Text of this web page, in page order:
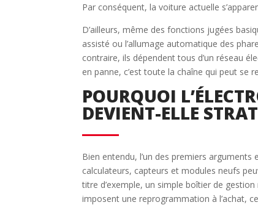
Par conséquent, la voiture actuelle
D’ailleurs, même des fonctions jugées
assisté ou l’allumage automatique des
contraire, ils dépendent tous d’un réseau
en panne, c’est toute la chaîne qui peut se
POURQUOI
DEVIENT-ELLE
Bien entendu, l’un des premiers arguments
calculateurs, capteurs et modules neufs
titre d’exemple, un simple boîtier de
imposent une reprogrammation à l’achat,